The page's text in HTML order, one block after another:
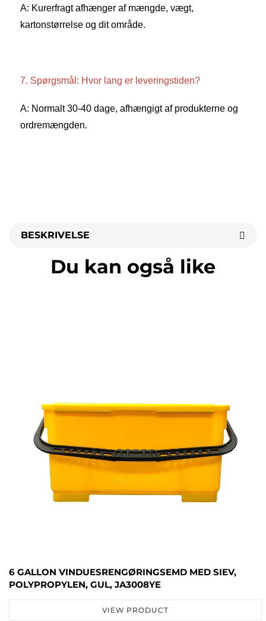
A: Kurerfragt afhænger af mængde, vægt,
kartonstørrelse og dit område.
7. Spørgsmål: Hvor lang er leveringstiden?
A: Normalt 30-40 dage, afhængigt af produkterne og
ordremængden.
BESKRIVELSE
Du kan også like
6 GALLON VINDUESRENGØRINGSEMD MED SIEV,
POLYPROPYLEN, GUL, JA3008YE
VIEW PRODUCT